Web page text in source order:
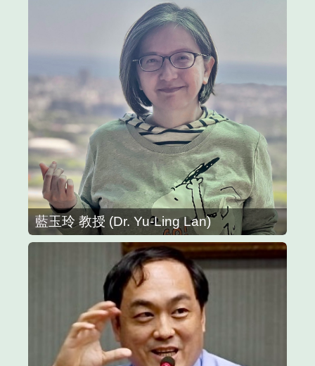
藍玉玲 教授 (Dr. Yu-Ling Lan)